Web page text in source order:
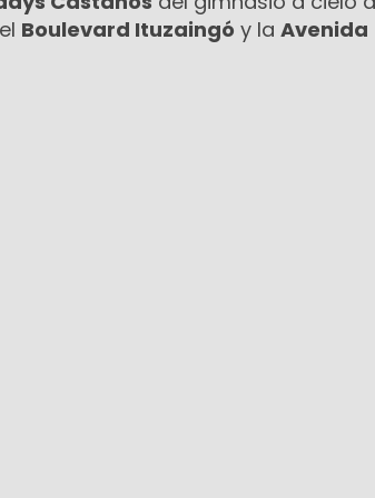
Boulevard Ituzaingó y la Avenida